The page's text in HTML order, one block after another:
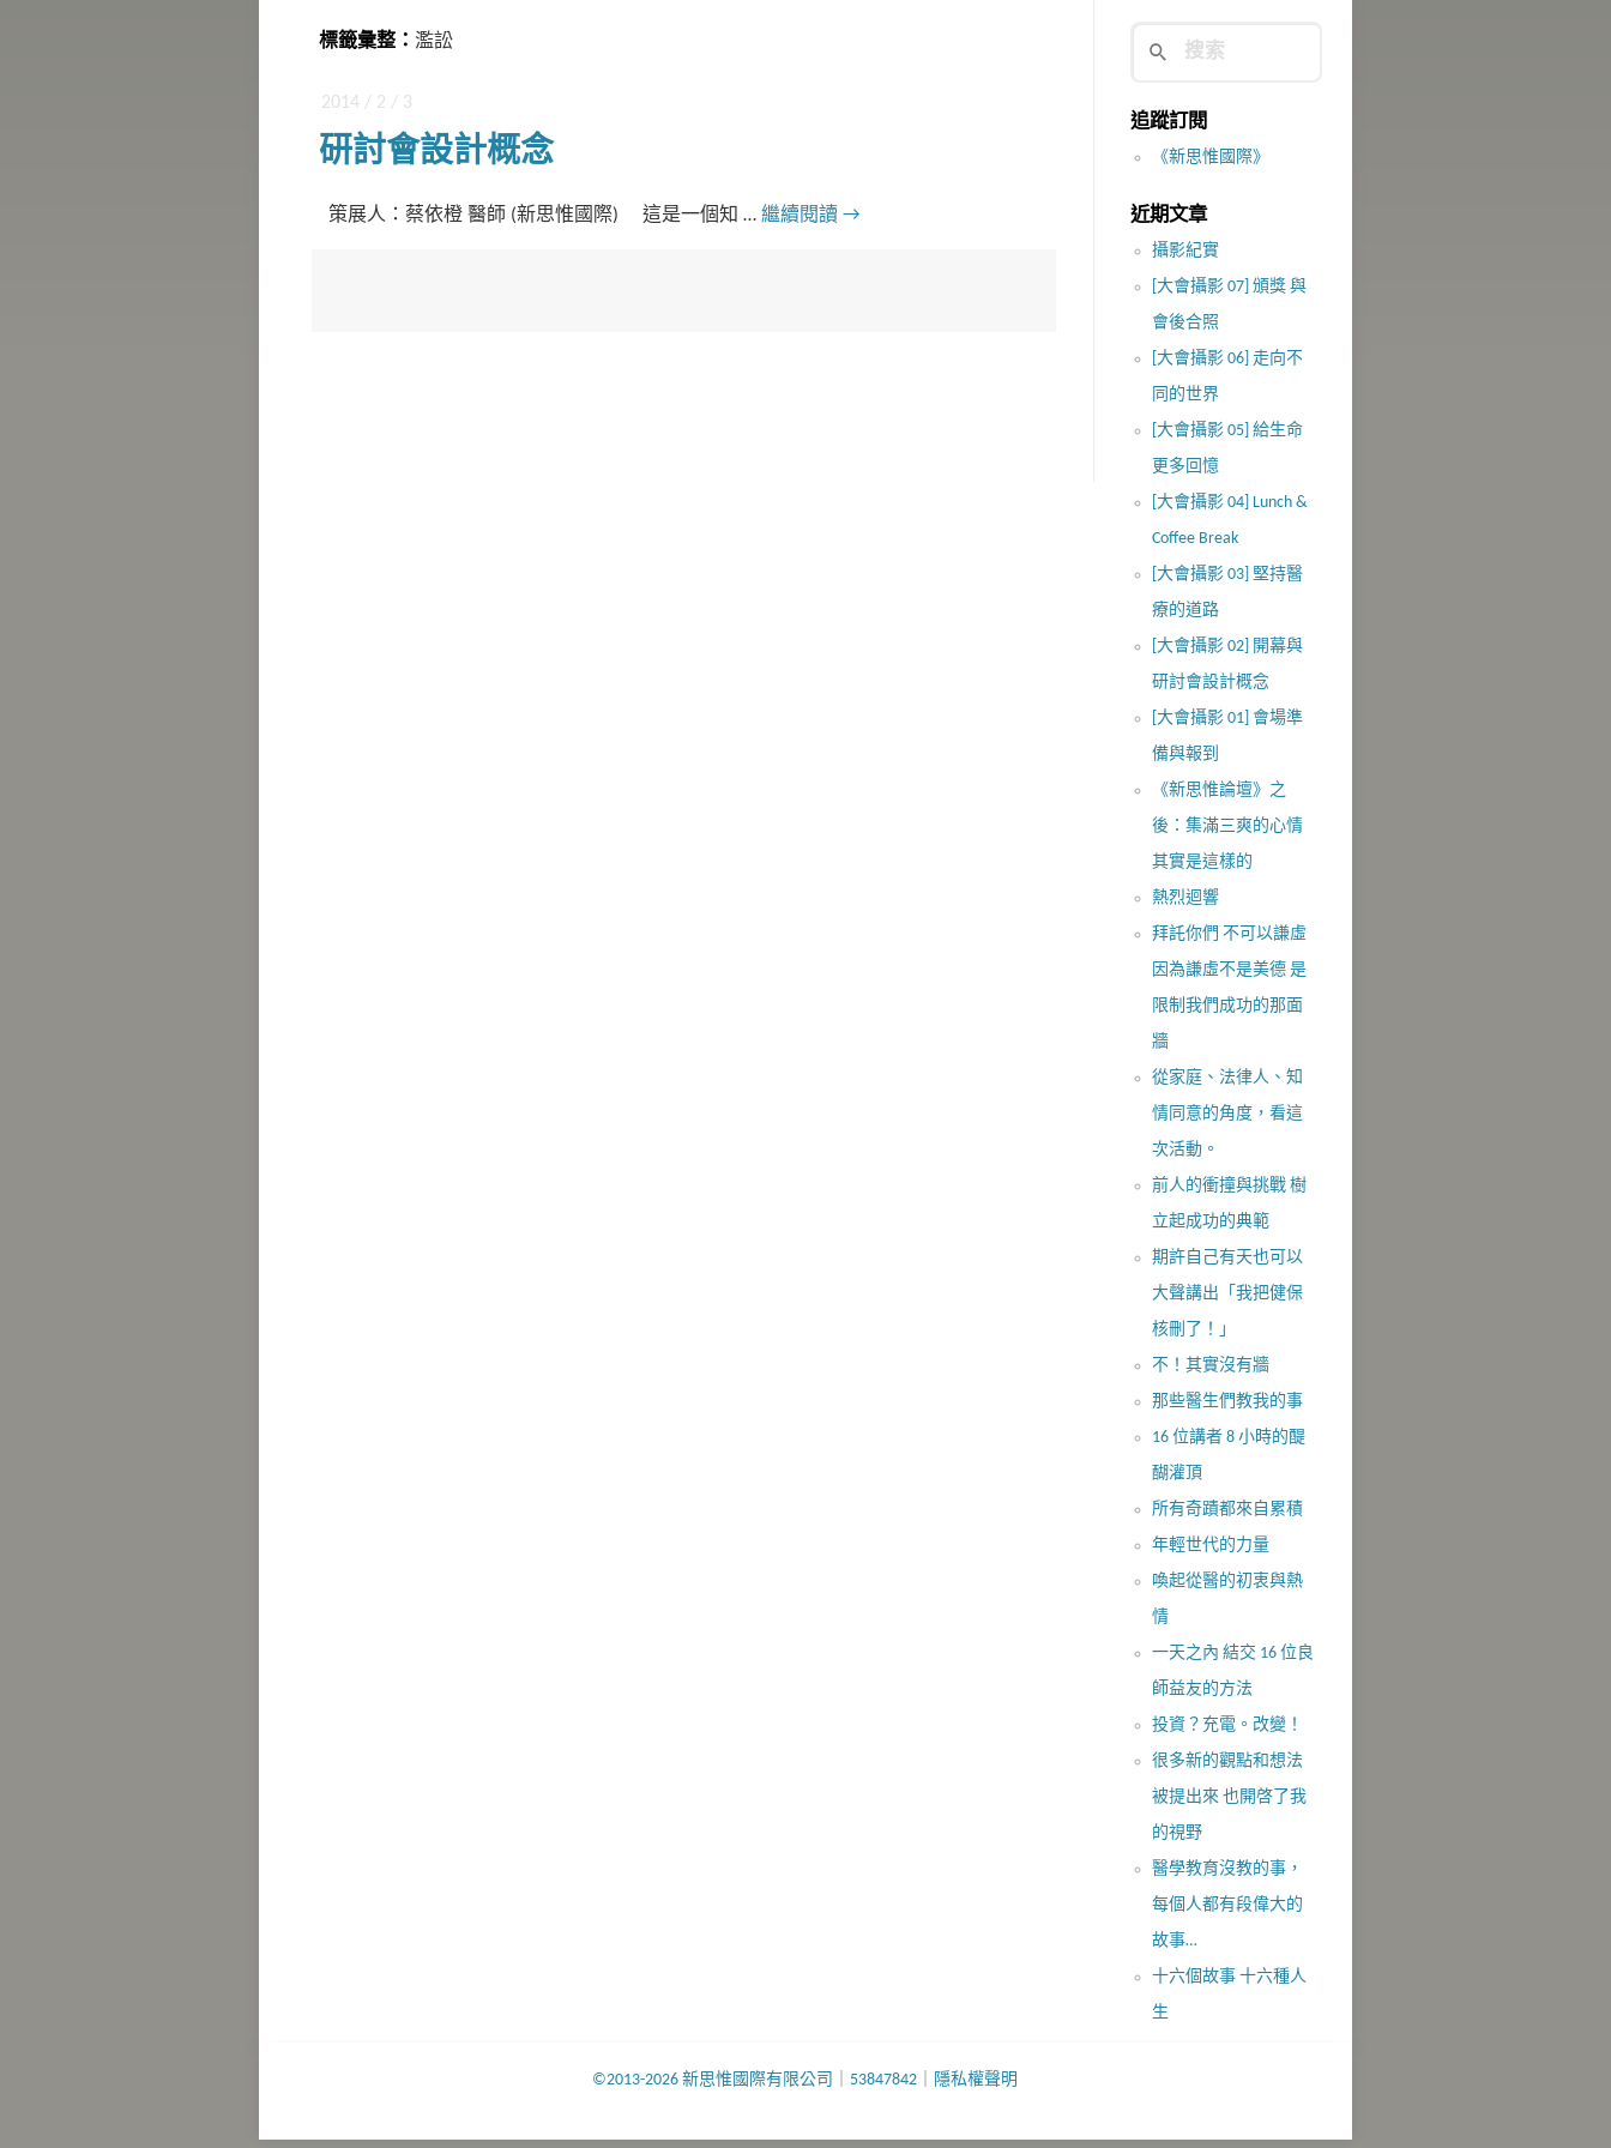
標籤彙整： 濫訟
2014 / 2 / 3
研討會設計概念
策展人：蔡依橙 醫師 (新思惟國際) 這是一個知 … 繼續閱讀 →
追蹤訂閱
《新思惟國際》
近期文章
攝影紀實
[大會攝影 07] 頒獎 與
會後合照
[大會攝影 06] 走向不
同的世界
[大會攝影 05] 給生命
更多回憶
[大會攝影 04] Lunch &
Coffee Break
[大會攝影 03] 堅持醫
療的道路
[大會攝影 02] 開幕與
研討會設計概念
[大會攝影 01] 會場準
備與報到
《新思惟論壇》之
後：集滿三爽的心情
其實是這樣的
熱烈迴響
拜託你們 不可以謙虛
因為謙虛不是美德 是
限制我們成功的那面
牆
從家庭、法律人、知
情同意的角度，看這
次活動。
前人的衝撞與挑戰 樹
立起成功的典範
期許自己有天也可以
大聲講出「我把健保
核刪了！」
不！其實沒​有牆
那些醫生們教我的事
16 位講者 8 小時的醍
醐灌頂
所有奇蹟都來自累積
年輕世代的力量
喚起從醫的初衷與熱
情
一天之內 結交 16 位良
師益友的方法
投資？充電。改變！
很多新的觀點和想法
被提出來 也開啓了我
的視野
醫學教育沒教的事，
每個人都有段偉大的
故事…
十六個故事 十六種人
生
©2013-2026 新思惟國際有限公司 53847842｜ 隱私權聲明